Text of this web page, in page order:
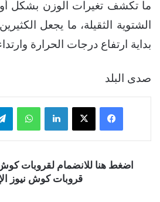
ما تكشف تغيرات الوزن بشكل
الشتوية الثقيلة، ما يجعل
بداية ارتفاع درجات الحرارة
صدى البلد
فيسبوك ‫X لينكدإن واتساب
اضغط هنا للانضمام لقروبات
قروبات كوش نيوز